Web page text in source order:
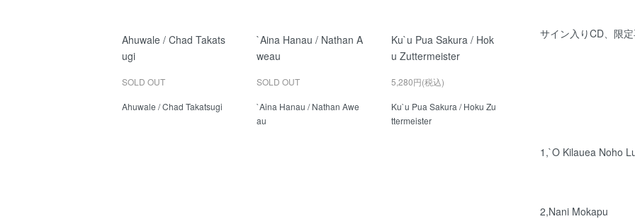
サイン入りCD、限
1,`O Kilauea Noho
2,Nani Mokapu
Ahuwale / Chad Takats
ugi
SOLD OUT
Ahuwale / Chad Takatsugi
`Aina Hanau / Nathan A
weau
SOLD OUT
`Aina Hanau / Nathan Awe
au
Ku`u Pua Sakura / Hok
u Zuttermeister
5,280円(税込)
Ku`u Pua Sakura / Hoku Zu
ttermeister